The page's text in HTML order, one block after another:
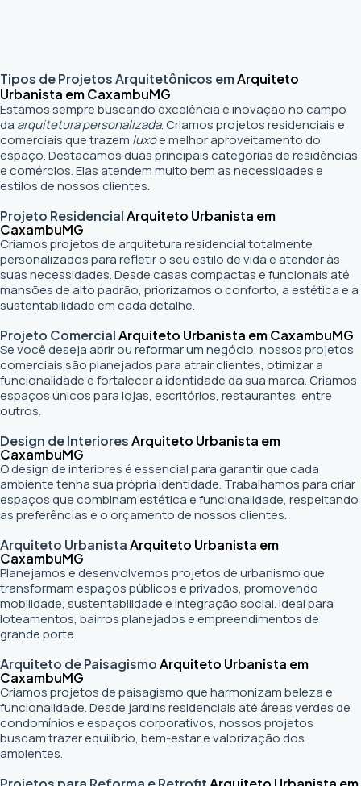
Tipos de Projetos Arquitetônicos emArquiteto
Urbanista em CaxambuMG
Estamos sempre buscando excelência e inovação no campo
da arquitetura personalizada. Criamos projetos residenciais e
comerciais que trazem luxoe melhor aproveitamento do
espaço. Destacamos duas principais categorias de residências
e comércios. Elas atendem muito bem as necessidades e
estilos de nossos clientes.
Projeto ResidencialArquiteto Urbanista em
CaxambuMG
Criamos projetos de arquitetura residencial totalmente
personalizados para refletir o seu estilo de vida e atender às
suas necessidades. Desde casas compactas e funcionais até
mansões de alto padrão, priorizamos o conforto, a estética e a
sustentabilidade em cada detalhe.
Projeto ComercialArquiteto Urbanista em CaxambuMG
Se você deseja abrir ou reformar um negócio, nossos projetos
comerciais são planejados para atrair clientes, otimizar a
funcionalidade e fortalecer a identidade da sua marca. Criamos
espaços únicos para lojas, escritórios, restaurantes, entre
outros.
Design de InterioresArquiteto Urbanista em
CaxambuMG
O design de interiores é essencial para garantir que cada
ambiente tenha sua própria identidade. Trabalhamos para criar
espaços que combinam estética e funcionalidade, respeitando
as preferências e o orçamento de nossos clientes.
Arquiteto UrbanistaArquiteto Urbanista em
CaxambuMG
Planejamos e desenvolvemos projetos de urbanismo que
transformam espaços públicos e privados, promovendo
mobilidade, sustentabilidade e integração social. Ideal para
loteamentos, bairros planejados e empreendimentos de
grande porte.
Arquiteto de PaisagismoArquiteto Urbanista em
CaxambuMG
Criamos projetos de paisagismo que harmonizam beleza e
funcionalidade. Desde jardins residenciais até áreas verdes de
condomínios e espaços corporativos, nossos projetos
buscam trazer equilíbrio, bem-estar e valorização dos
ambientes.